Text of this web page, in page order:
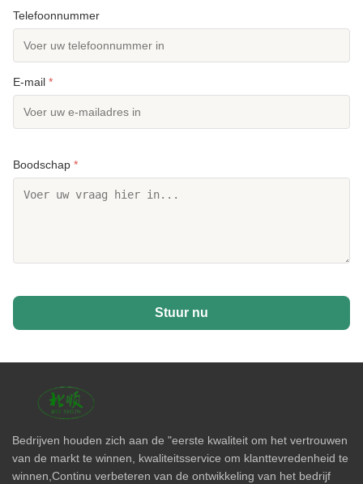
Telefoonnummer
E-mail *
Boodschap *
Stuur nu
Bedrijven houden zich aan de "eerste kwaliteit om het vertrouwen
van de markt te winnen, kwaliteitsservice om klanttevredenheid te
winnen,Continu verbeteren van de ontwikkeling van het bedrijf